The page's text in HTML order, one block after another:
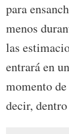
para
menos
las
entrará en
momento
decir,